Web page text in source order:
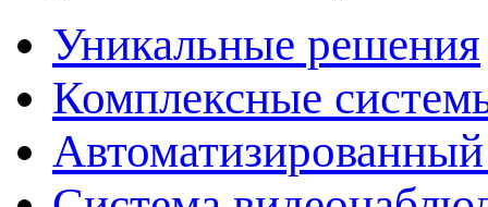
Уникальные решения
Комплексные